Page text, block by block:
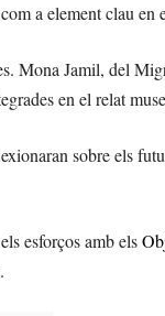
a element clau en
Mona Jamil, del
en el relat
sobre els
esforços amb els